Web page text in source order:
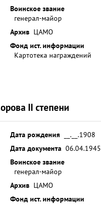
Воинское звание
генерал-майор
Архив ЦАМО
Фонд ист. информации
Картотека награждений
II степени
Дата рождения
__.__.1908
Дата документа 06.04.1945
Воинское звание
генерал-майор
Архив ЦАМО
Фонд ист. информации